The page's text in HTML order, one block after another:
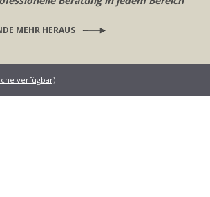
MEHR HERAUS
verfügbar)